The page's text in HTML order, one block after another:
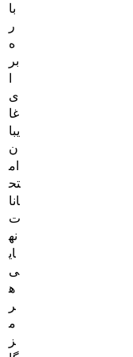
با
ر
ه
بر
ا
ی
غا
یبا
ن
ام
تح
انا
ت
نه
ای
ی
ه
ر
م
ز